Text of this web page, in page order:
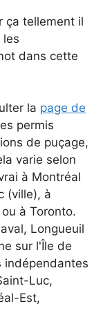
ça tellement il
les
dans cette
la page de
permis
de puçage,
varie selon
à Montréal
(ville), à
à Toronto.
Longueuil
sur l'Île de
indépendantes
Luc,
Est,